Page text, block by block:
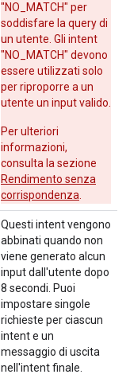
"NO_MATCH" per
soddisfare la query di
un utente. Gli intent
"NO_MATCH" devono
essere utilizzati solo
per riproporre a un
utente un input valido.
Per ulteriori
informazioni,
consulta la sezione
Rendimento senza
corrispondenza
Questi intent vengono
abbinati quando non
viene generato alcun
input dall'utente dopo
8 secondi. Puoi
impostare singole
richieste per ciascun
intent e un
messaggio di uscita
nell'intent finale.